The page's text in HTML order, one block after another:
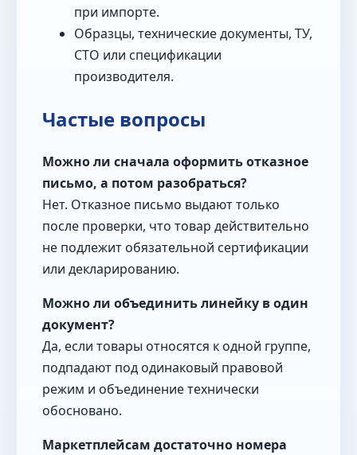
при импорте.
Образцы, технические документы, ТУ,
СТО или спецификации
производителя.
Частые вопросы
Можно ли сначала оформить отказное
письмо, а потом разобраться?
Нет. Отказное письмо выдают только
после проверки, что товар действительно
не подлежит обязательной сертификации
или декларированию.
Можно ли объединить линейку в один
документ?
Да, если товары относятся к одной группе,
подпадают под одинаковый правовой
режим и объединение технически
обосновано.
Маркетплейсам достаточно номера